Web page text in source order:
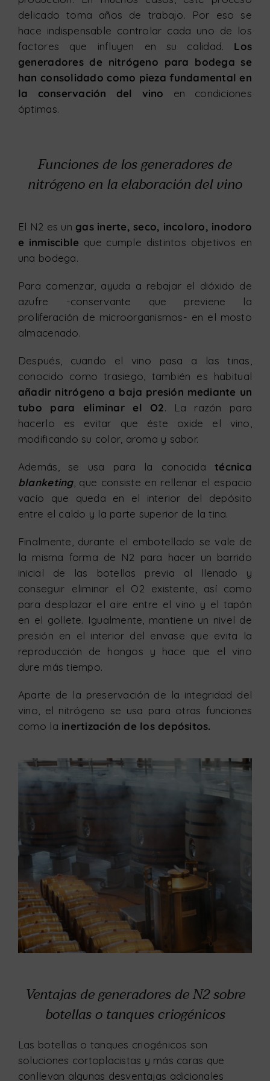
delicado toma años de trabajo. Por eso se
hace indispensable controlar cada uno de los
factores que influyen en su calidad. Los
generadores de nitrógeno para bodega se
han consolidado como pieza fundamental en
la conservación del vino en condiciones
óptimas.
Funciones de los generadores de
nitrógeno en la elaboración del vino
El N2 es un gas inerte, seco, incoloro, inodoro
e inmiscible que cumple distintos objetivos en
una bodega.
Para comenzar, ayuda a rebajar el dióxido de
azufre -conservante que previene la
proliferación de microorganismos- en el mosto
almacenado.
Después, cuando el vino pasa a las tinas,
conocido como trasiego, también es habitual
añadir nitrógeno a baja presión mediante un
tubo para eliminar el O2. La razón para
hacerlo es evitar que éste oxide el vino,
modificando su color, aroma y sabor.
Además, se usa para la conocidatécnica
blanketing, que consiste en rellenar el espacio
vacío que queda en el interior del depósito
entre el caldo y la parte superior de la tina.
Finalmente, durante el embotellado se vale de
la misma forma de N2 para hacer un barrido
inicial de las botellas previa al llenado y
conseguir eliminar el O2 existente, así como
para desplazar el aire entre el vino y el tapón
en el gollete. Igualmente, mantiene un nivel de
presión en el interior del envase que evita la
reproducción de hongos y hace que el vino
dure más tiempo.
Aparte de la preservación de la integridad del
vino, el nitrógeno se usa para otras funciones
como la inertización de los depósitos.
Ventajas de generadores de N2 sobre
botellas o tanques criogénicos
Las botellas o tanques criogénicos son
soluciones cortoplacistas y más caras que
conllevan algunas desventajas adicionales